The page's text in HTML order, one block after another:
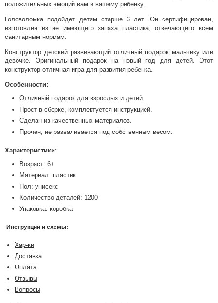
положительных эмоций вам и вашему ребенку.
Головоломка подойдет детям старше 6 лет. Он сертифицирован,
изготовлен из не имеющего запаха пластика, отвечающего всем
санитарным нормам.
Конструктор детский развивающий отличный подарок мальчику или
девочке. Оригинальный подарок на новый год для детей. Этот
конструктор отличная игра для развития ребенка.
Особенности:
Отличный подарок для взрослых и детей.
Прост в сборке, комплектуется инструкцией.
Сделан из качественных материалов.
Прочен, не разваливается под собственным весом.
Характеристики:
Возраст: 6+
Материал: пластик
Пол: унисекс
Количество деталей: 1200
Упаковка: коробка
Инструкции и схемы:
Хар-ки
Доставка
Оплата
Отзывы
Вопросы